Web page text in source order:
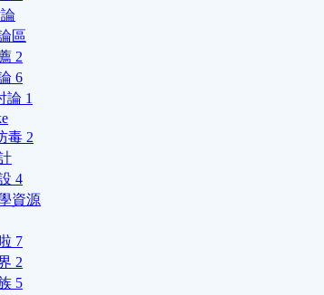
區
2
6
論 1
毒 2
4
資源
7
2
5